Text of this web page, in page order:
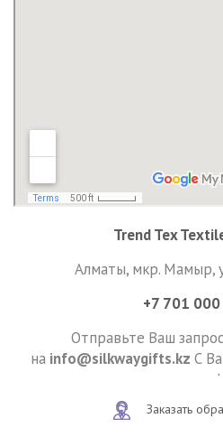
Trend Tex
Алматы, мкр. Мамыр,
+7 701
Отправьте Ваш
на info@silkwaygifts.kz С
день!
Заказать